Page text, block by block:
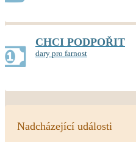
CHCI PODPOŘIT
dary pro farnost
Nadcházející události